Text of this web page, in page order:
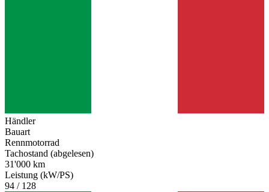
Händler
Bauart
Rennmotorrad
Tachostand (abgelesen)
31'000 km
Leistung (kW/PS)
94 / 128